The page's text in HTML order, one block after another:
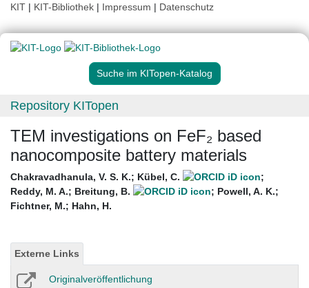
KIT | KIT-Bibliothek | Impressum | Datenschutz
Suche im KITopen-Katalog
Repository KITopen
TEM investigations on FeF₂ based
nanocomposite battery materials
Chakravadhanula, V. S. K.; Kübel, C.
;
Reddy, M. A.; Breitung, B. ; Powell, A. K.;
Fichtner, M.; Hahn, H.
Externe Links
Originalveröffentlichung